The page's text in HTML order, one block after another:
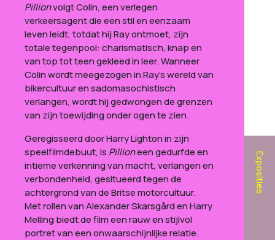
Pillionvolgt Colin, een verlegen
verkeersagent die een stil en eenzaam
leven leidt, totdat hij Ray ontmoet, zijn
totale tegenpool: charismatisch, knap en
van top tot teen gekleed in leer. Wanneer
Colin wordt meegezogen in Ray’s wereld van
bikercultuur en sadomasochistisch
verlangen, wordt hij gedwongen de grenzen
van zijn toewijding onder ogen te zien.
Geregisseerd door Harry Lighton in zijn
speelfilmdebuut, is Pillioneen gedurfde en
intieme verkenning van macht, verlangen en
verbondenheid, gesitueerd tegen de
achtergrond van de Britse motorcultuur.
Met rollen van Alexander Skarsgård en Harry
Melling biedt de film een rauw en stijlvol
portret van een onwaarschijnlijke relatie.
Exposities